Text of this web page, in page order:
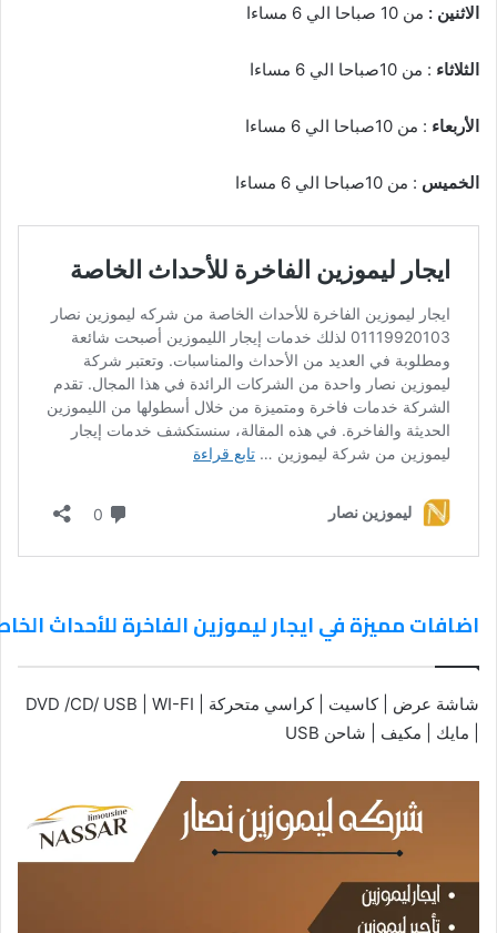
الاثنين : من 10 صباحا الي 6 مساءا
الثلاثاء : من 10صباحا الي 6 مساءا
الأربعاء : من 10صباحا الي 6 مساءا
الخميس : من 10صباحا الي 6 مساءا
اضافات مميزة في ايجار ليموزين الفاخرة للأحداث
شاشة عرض | كاسيت | كراسي متحركة | DVD /CD/ USB | WI-FI
| مايك | مكيف | شاحن USB